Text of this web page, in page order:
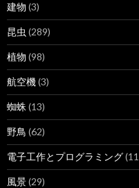
建物 (3)
昆虫 (289)
植物 (98)
航空機(3)
蜘蛛 (13)
野鳥 (62)
電子工作とプログラミング
風景(29)